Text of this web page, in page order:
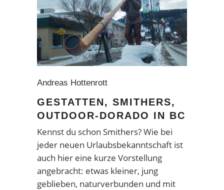
Andreas Hottenrott
GESTATTEN, SMITHERS,
OUTDOOR-DORADO IN BC
Kennst du schon Smithers? Wie bei
jeder neuen Urlaubsbekanntschaft ist
auch hier eine kurze Vorstellung
angebracht: etwas kleiner, jung
geblieben, naturverbunden und mit